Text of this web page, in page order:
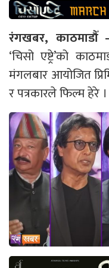
रंगखबर, काठमाडौँ
‘चिसो एष्ट्रे’को
मंगलबार आयोजित
र पत्रकारले फिल्म हेरे ।